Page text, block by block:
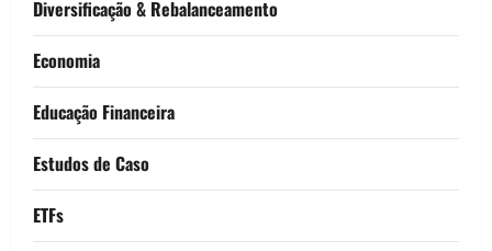
Diversificação & Rebalanceamento
Economia
Educação Financeira
Estudos de Caso
ETFs